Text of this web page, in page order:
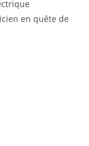
en quête de